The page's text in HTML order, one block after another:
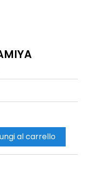
al carrello